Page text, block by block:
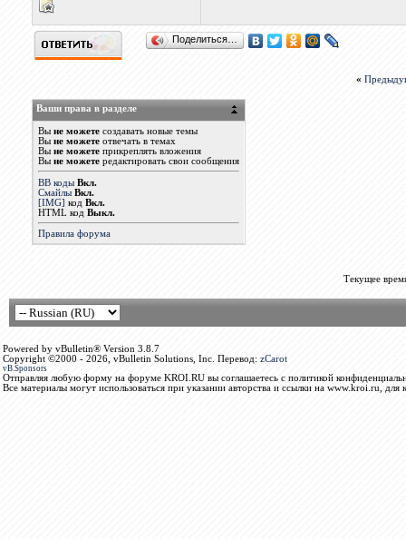
Поделиться…
«
Ваши права в разделе
Вы не можетесоздавать новые темы
Вы не можетеотвечать в темах
Вы не можетеприкреплять вложения
Вы не можетередактировать свои сообщения
BB коды Вкл.
Смайлы Вкл.
[IMG] код Вкл.
HTML код Выкл.
Правила форума
Текущее
Powered by vBulletin® Version 3.8.7
Copyright ©2000 - 2026, vBulletin Solutions, Inc. Перевод: zCarot
vB.Sponsors
Отправляя любую форму на форуме KROI.RU вы соглашаетесь с политикой
Все материалы могут использоваться при указании авторства и ссылки на www.kroi.ru, для